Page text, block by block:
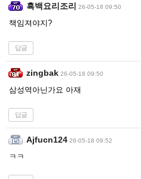
흑백요리조리 26-05-18 09:50
책임져야지?
답글
zingbak 26-05-18 09:50
삼성역아닌가요 아재
답글
Ajfucn124 26-05-18 09:52
ㅋㅋ